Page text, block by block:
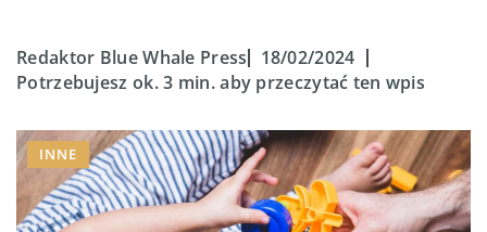
Redaktor Blue Whale Press
18/02/2024
Potrzebujesz ok. 3 min. aby przeczytać ten wpis
INNE